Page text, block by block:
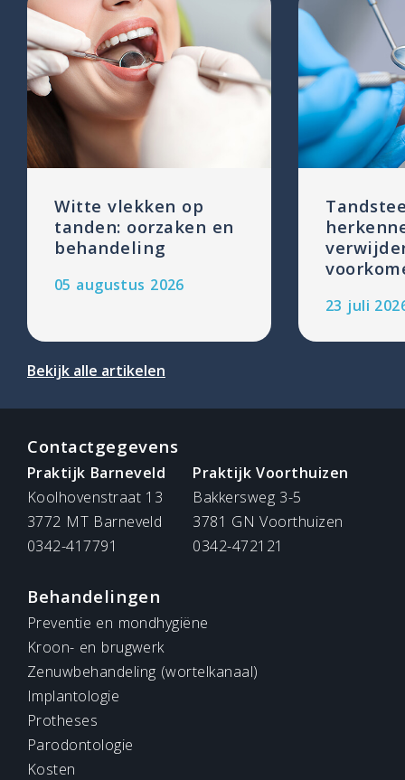
Witte vlekken op
tanden: oorzaken en
behandeling
05 augustus 2026
23 juli
Bekijk alle artikelen
Contactgegevens
Praktijk Barneveld
Koolhovenstraat 13
3772 MT Barneveld
0342-417791
Praktijk Voorthuizen
Bakkersweg 3-5
3781 GN Voorthuizen
0342-472121
Behandelingen
Preventie en mondhygiëne
Kroon- en brugwerk
Zenuwbehandeling (wortelkanaal)
Implantologie
Protheses
Parodontologie
Kosten